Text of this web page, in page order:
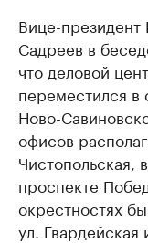
Вице-президент
Садреев в
что деловой
переместился
Ново-
офисов
Чистопольская,
проспекте
окрестностях
ул. Гвардейская